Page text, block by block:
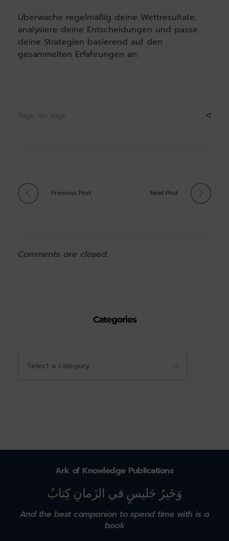
Überwache regelmäßig deine Wettresultate,
analysiere deine Entscheidungen und passe
deine Strategien basierend auf den
gesammelten Erfahrungen an.
Previous Post Next Post
Comments are closed.
Categories
Ark of Knowledge Publications
وَخَيرُ جَليسٍ في الزَمانِ كِتابُ
And the best companion to spend time with is a
book